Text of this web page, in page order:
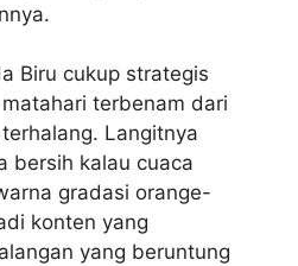
Biru cukup strategis
terbenam dari
Langitnya
bersih kalau cuaca
gradasi orange-
konten yang
yang beruntung